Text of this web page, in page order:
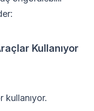
Kullanıyor
kullanıyor.